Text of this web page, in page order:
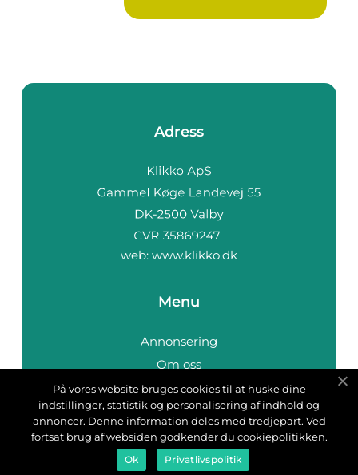
Adress
web: www.klikko.dk
Menu
Annonsering
Om oss
Cookies
Kontakta oss
Sitemap
På vores website bruges cookies til at huske dine
indstillinger, statistik og personalisering af indhold og
annoncer. Denne information deles med tredjepart. Ved
fortsat brug af websiden godkender du cookiepolitikken.
Ok Privatlivspolitik